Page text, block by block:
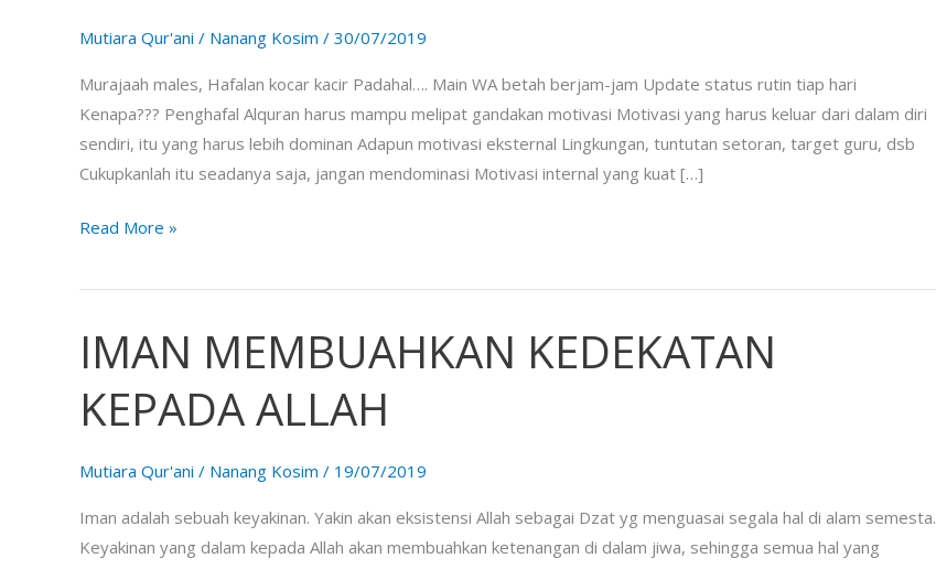
Mutiara Qur'ani / Nanang Kosim / 30/07/2019
Murajaah males, Hafalan kocar kacir Padahal…. Main WA betah berjam-jam Update status rutin tiap hari
Kenapa??? Penghafal Alquran harus mampu melipat gandakan motivasi Motivasi yang harus keluar dari dalam diri
sendiri, itu yang harus lebih dominan Adapun motivasi eksternal Lingkungan, tuntutan setoran, target guru, dsb
Cukupkanlah itu seadanya saja, jangan mendominasi Motivasi internal yang kuat […]
ALQURAN
Read More »
IMAN MEMBUAHKAN KEDEKATAN
KEPADA ALLAH
Mutiara Qur'ani / Nanang Kosim / 19/07/2019
Iman adalah sebuah keyakinan. Yakin akan eksistensi Allah sebagai Dzat yg menguasai segala hal di alam semesta.
Keyakinan yang dalam kepada Allah akan membuahkan ketenangan di dalam jiwa, sehingga semua hal yang
IMAN
MEMBUAHKAN
KEDEKATAN
KEPADA